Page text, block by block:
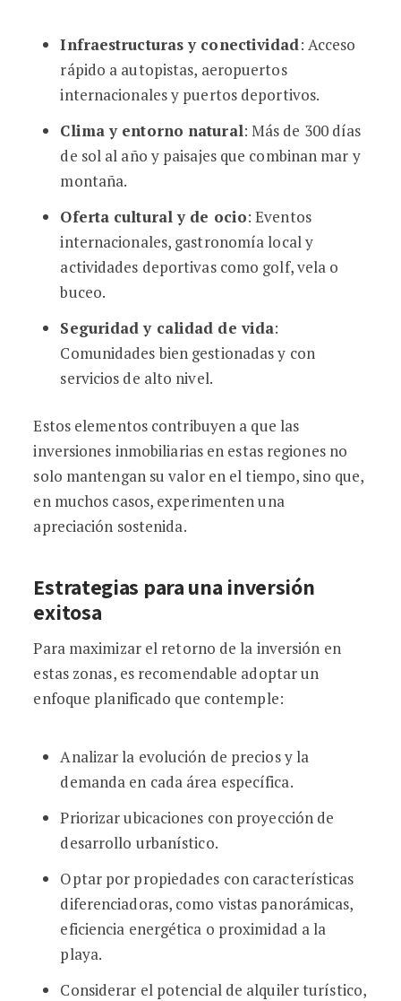
Infraestructuras y conectividad: Acceso
rápido a autopistas, aeropuertos
internacionales y puertos deportivos.
Clima y entorno natural: Más de 300 días
de sol al año y paisajes que combinan mar y
montaña.
Oferta cultural y de ocio: Eventos
internacionales, gastronomía local y
actividades deportivas como golf, vela o
buceo.
Seguridad y calidad de vida:
Comunidades bien gestionadas y con
servicios de alto nivel.
Estos elementos contribuyen a que las
inversiones inmobiliarias en estas regiones no
solo mantengan su valor en el tiempo, sino que,
en muchos casos, experimenten una
apreciación sostenida.
Estrategias para una inversión
exitosa
Para maximizar el retorno de la inversión en
estas zonas, es recomendable adoptar un
enfoque planificado que contemple:
Analizar la evolución de precios y la
demanda en cada área específica.
Priorizar ubicaciones con proyección de
desarrollo urbanístico.
Optar por propiedades con características
diferenciadoras, como vistas panorámicas,
eficiencia energética o proximidad a la
playa.
Considerar el potencial de alquiler turístico,